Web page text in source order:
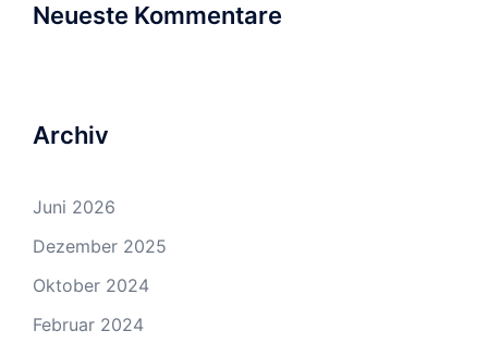
Neueste Kommentare
Archiv
Juni 2026
Dezember 2025
Oktober 2024
Februar 2024